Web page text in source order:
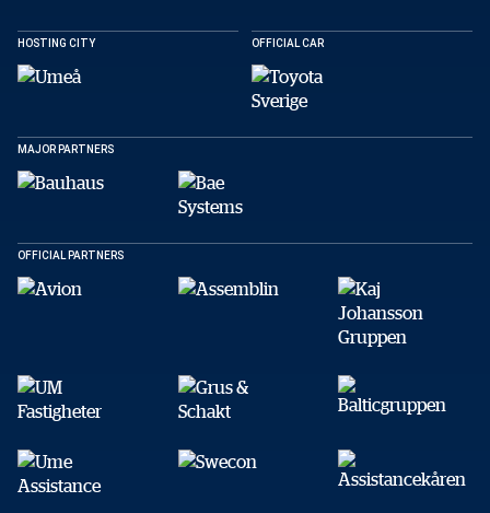
HOSTING CITY OFFICIAL CAR
MAJOR PARTNERS
OFFICIAL PARTNERS